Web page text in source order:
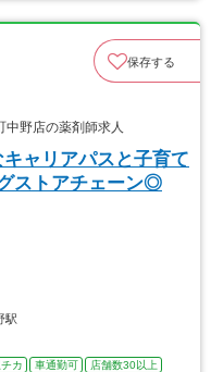
保存する
野店の薬剤師求人
キャリアパスと子育て
ストアチェーン◎
駅
カ 車通勤可
店舗数30以上